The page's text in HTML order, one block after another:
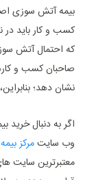
بیمه آتش سوزی
کسب و کار باید در
که احتمال آتش
صاحبان کسب و
نشان دهد؛
اگر به دنبال
وب سایتمرکز بیمه
معتبرترین سایت